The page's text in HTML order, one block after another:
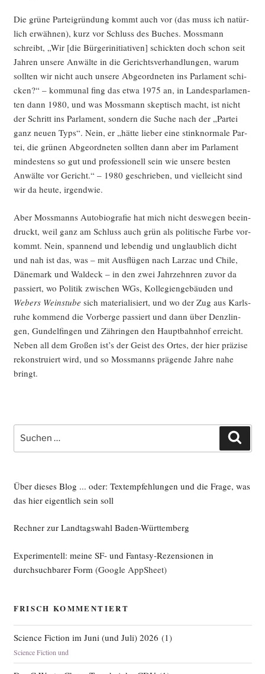
Die grü­ne Par­tei­grün­dung kommt auch vor (das muss ich natür­
lich erwäh­nen), kurz vor Schluss des Buches. Moss­mann
schreibt, „Wir [die Bür­ger­initia­ti­ven] schick­ten doch schon seit
Jah­ren unse­re Anwäl­te in die Gerichts­ver­hand­lun­gen, war­um
soll­ten wir nicht auch unse­re Abge­ord­ne­ten ins Par­la­ment schi­
cken?“ – kom­mu­nal fing das etwa 1975 an, in Lan­des­par­la­men­
ten dann 1980, und was Moss­mann skep­tisch macht, ist nicht
der Schritt ins Par­la­ment, son­dern die Suche nach der „Par­tei
ganz neu­en Typs“. Nein, er „hät­te lie­ber eine stink­nor­ma­le Par­
tei, die grü­nen Abge­ord­ne­ten soll­ten dann aber im Par­la­ment
min­des­tens so gut und pro­fes­sio­nell sein wie unse­re bes­ten
Anwäl­te vor Gericht.“ – 1980 geschrie­ben, und viel­leicht sind
wir da heu­te, irgendwie.
Aber Moss­manns Auto­bio­gra­fie hat mich nicht des­we­gen beein­
druckt, weil ganz am Schluss auch grün als poli­ti­sche Far­be vor­
kommt. Nein, span­nend und leben­dig und unglaub­lich dicht
und nah ist das, was – mit Aus­flü­gen nach Lar­zac und Chi­le,
Däne­mark und Wal­deck – in den zwei Jahr­zehn­ren zuvor da
pas­siert, wo Poli­tik zwi­schen WGs, Kol­le­gi­en­ge­bäu­den und
Webers Wein­stu­be sich mate­ria­li­siert, und wo der Zug aus Karls­
ru­he kom­mend die Vor­ber­ge pas­siert und dann über Denz­lin­
gen, Gun­del­fin­gen und Zäh­rin­gen den Haupt­bahn­hof erreicht.
Neben all dem Gro­ßen ist’s der Geist des Ortes, der hier prä­zi­se
rekon­stru­iert wird, und so Moss­manns prä­gen­de Jah­re nahe
bringt.
Suche
nach:
Über dieses Blog ... oder: Textempfehlungen und die Frage, was
das hier eigentlich sein soll
Rechner zur Landtagswahl Baden-Württemberg
Experimentell: meine SF- und Fantasy-Rezensionen in
durchsuchbarer Form (Google AppSheet)
FRISCH KOMMENTIERT
Science Fiction im Juni (und Juli) 2026 (1)
Science Fiction und